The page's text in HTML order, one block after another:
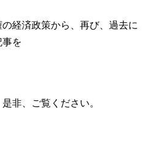
経済政策から、再び、過去に
を
非、ご覧ください。